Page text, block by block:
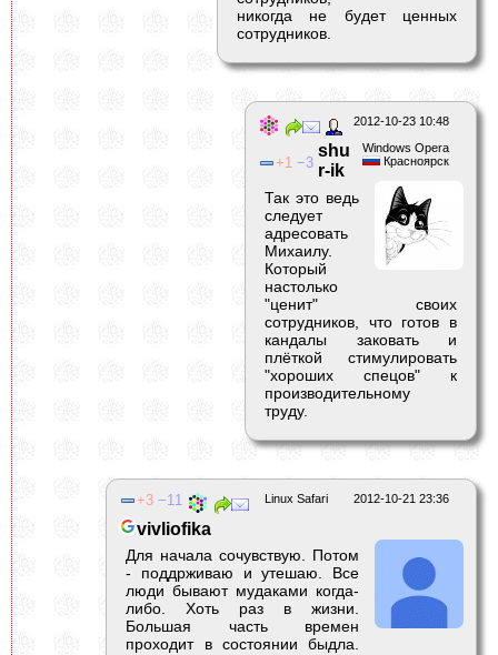
никогда не будет ценных
сотрудников.
2012-10-23 10:48
Windows Opera
Красноярск
1 3
shu
r-ik
Так это ведь
следует
адресовать
Михаилу.
Который
настолько
"ценит" своих
сотрудников, что готов в
кандалы заковать и
плёткой стимулировать
"хороших спецов" к
производительному
труду.
2012-10-21 23:36
Linux Safari
3 11
vivliofika
Для начала сочувствую. Потом
- поддрживаю и утешаю. Все
люди бывают мудаками когда-
либо. Хоть раз в жизни.
Большая часть времен
проходит в состоянии быдла.